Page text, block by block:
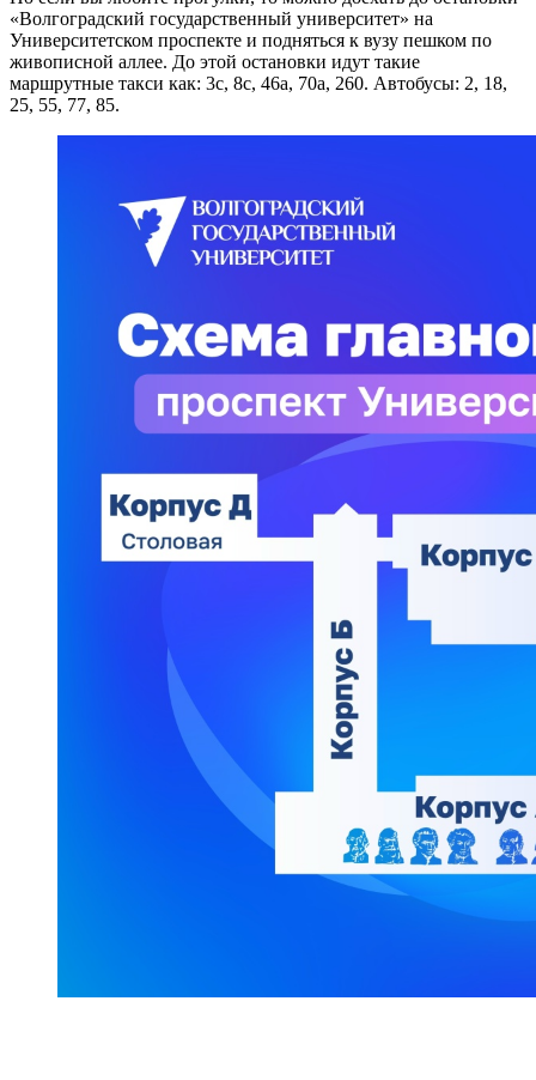
«Волгоградский государственный университет» на
Университетском проспекте и подняться к вузу пешком по
живописной аллее. До этой остановки идут такие
маршрутные такси как: 3с, 8с, 46а, 70а, 260. Автобусы: 2, 18,
25, 55, 77, 85.